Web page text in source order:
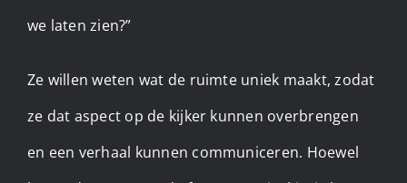
we laten zien?”
Ze willen weten wat de ruimte uniek maakt, zodat
ze dat aspect op de kijker kunnen overbrengen
en een verhaal kunnen communiceren. Hoewel